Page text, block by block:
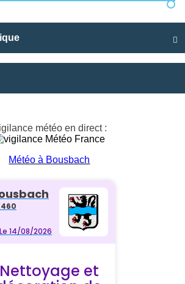

météo en direct :
Météo à Bousbach